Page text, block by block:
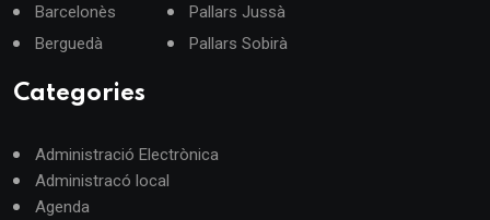
Barcelonès
Berguedà
Pallars Jussà
Pallars Sobirà
Categories
Administració Electrònica
Administracó local
Agenda